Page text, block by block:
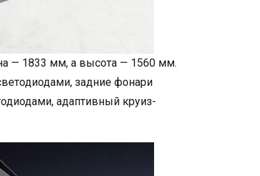
— 1833 мм, а высота — 1560 мм.
задние фонари
адаптивный круиз-